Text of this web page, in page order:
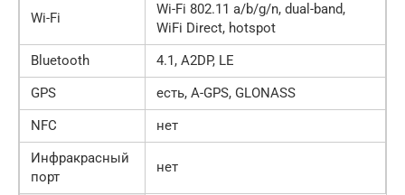
Wi-Fi
Wi-Fi 802.11 a/b/g/n, dual-band,
WiFi Direct, hotspot
Bluetooth
4.1, A2DP, LE
GPS
есть, A-GPS, GLONASS
NFC
нет
Инфракрасный
порт
нет